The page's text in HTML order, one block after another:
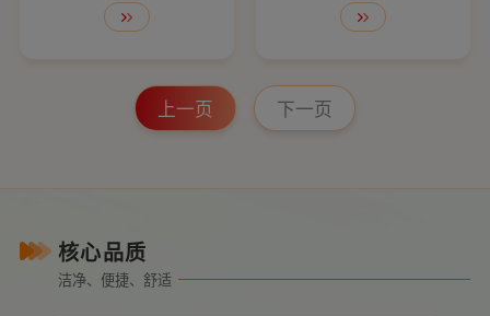
700×400×685
710×365×820
上一页 下一页
核心品质
洁净、便捷、舒适